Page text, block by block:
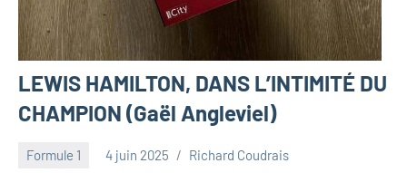
LEWIS HAMILTON, DANS L’INTIMITÉ DU
CHAMPION (Gaël Angleviel)
Formule 1 4 juin 2025 Richard Coudrais